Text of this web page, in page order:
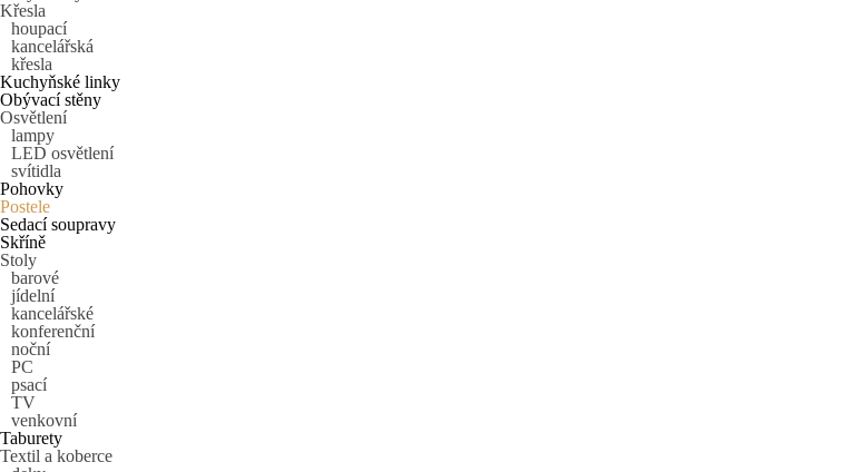
Křesla
houpací
kancelářská
křesla
Kuchyňské linky
Obývací stěny
Osvětlení
lampy
LED osvětlení
svítidla
Pohovky
Postele
Sedací soupravy
Skříně
Stoly
barové
jídelní
kancelářské
konferenční
noční
PC
psací
TV
venkovní
Taburety
Textil a koberce